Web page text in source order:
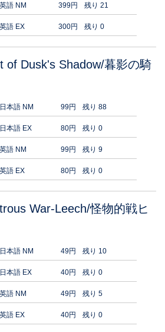
英語 NM 399円 残り 21
英語 EX 300円 残り 0
of Dusk's Shadow/暮影の騎
日本語 NM 99円 残り 88
日本語 EX 80円 残り 0
英語 NM 99円 残り 9
英語 EX 80円 残り 0
War-Leech/怪物的戦ヒ
日本語 NM 49円 残り 10
日本語 EX 40円 残り 0
英語 NM 49円 残り 5
英語 EX 40円 残り 0